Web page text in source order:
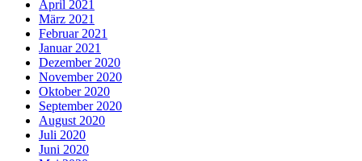
April 2021
März 2021
Februar 2021
Januar 2021
Dezember 2020
November 2020
Oktober 2020
September 2020
August 2020
Juli 2020
Juni 2020